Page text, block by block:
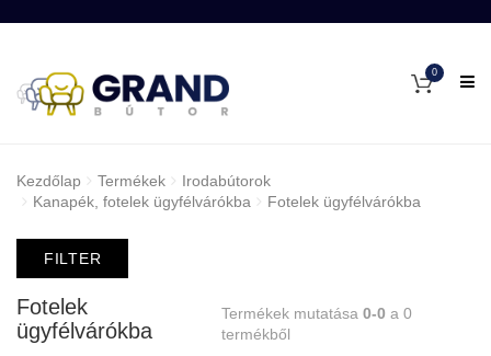
0
Kezdőlap Termékek
Irodabútorok
Kanapék, fotelek ügyfélvárókba
Fotelek ügyfélvárókba
FILTER
Fotelek
ügyfélvárókba
Termékek mutatása 0-0 a 0
termékből